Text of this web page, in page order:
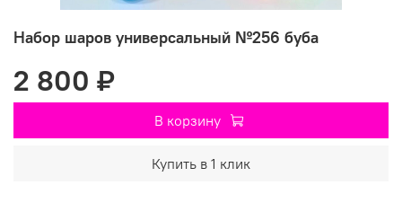
Набор шаров универсальный №256 буба
2 800 ₽
В корзину
Купить в 1 клик